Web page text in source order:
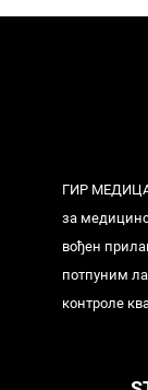
ГИР
за
вођен
потпуним
контроле